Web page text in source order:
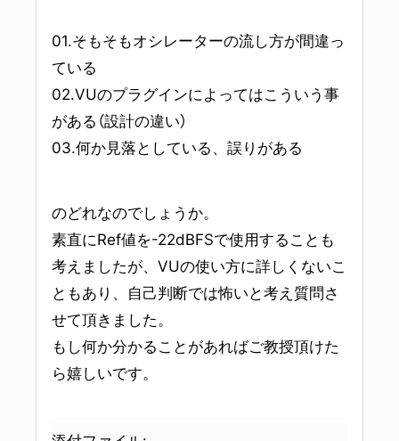
01.そもそもオシレーターの流し方が間違っ
ている
02.VUのプラグインによってはこういう事
がある（設計の違い）
03.何か見落としている、誤りがある
のどれなのでしょうか。
素直にRef値を-22dBFSで使用することも
考えましたが、VUの使い方に詳しくないこ
ともあり、自己判断では怖いと考え質問さ
せて頂きました。
もし何か分かることがあればご教授頂けた
ら嬉しいです。